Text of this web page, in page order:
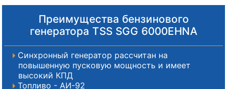
Преимущества бензинового
генератора TSS SGG 6000EHNA
Синхронный генератор рассчитан на
повышенную пусковую мощность и имеет
высокий КПД
Топливо - АИ-92